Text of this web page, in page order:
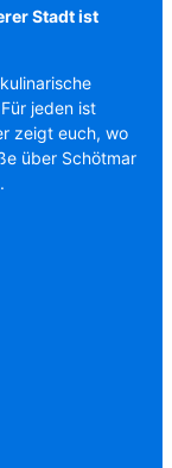
Stadt ist
jeden ist
zeigt euch, wo
über Schötmar